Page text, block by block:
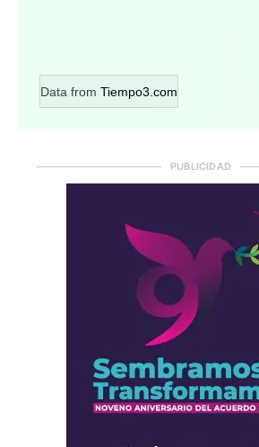
Data from Tiempo3.com
PUBLICIDAD